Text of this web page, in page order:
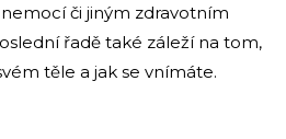
či jiným zdravotním
řadě také záleží na tom,
těle a jak se vnímáte.